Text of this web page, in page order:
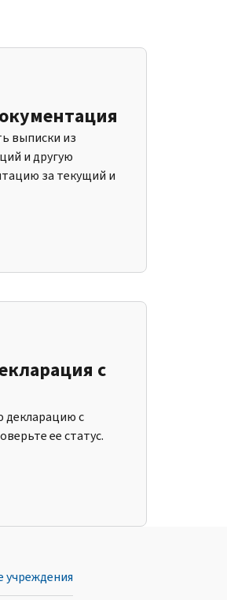
выписки из
и другую
за текущий и
с
декларацию с
ее статус.
учреждения